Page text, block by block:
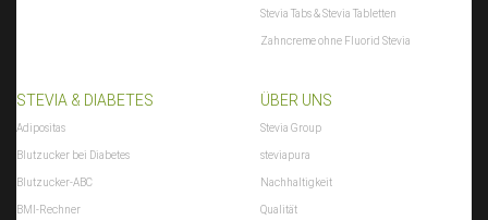
Stevia Tabs & Stevia Tabletten
Zahncreme ohne Fluorid Stevia
STEVIA & DIABETES
Adipositas
Blutzucker bei Diabetes
Blutzucker-ABC
BMI-Rechner
ÜBER UNS
Stevia Group
steviapura
Nachhaltigkeit
Qualität